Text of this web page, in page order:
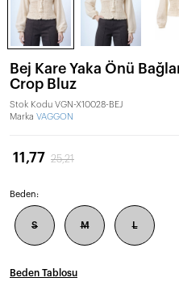
Bej Kare Yaka Önü
Crop Bluz
Stok Kodu VGN-X10028-BEJ
Marka VAGGON
11,77 25,21
Beden:
S M L
Beden Tablosu